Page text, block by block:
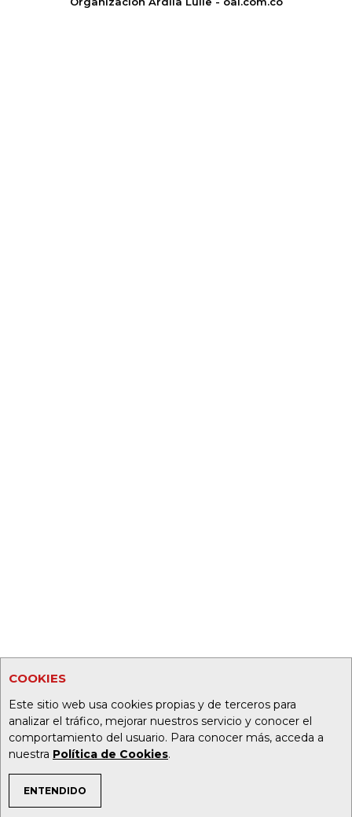
COOKIES
Este sitio web usa cookies propias y de terceros para
analizar el tráfico, mejorar nuestros servicio y conocer el
comportamiento del usuario. Para conocer más, acceda a
nuestra Política de Cookies.
ENTENDIDO
TEMAS DE INTERÉS